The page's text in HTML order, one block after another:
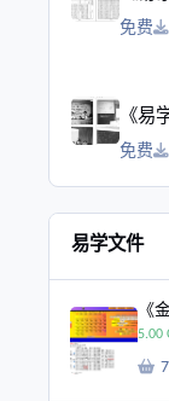
免费
《易
免费
易学文件
《
5.00